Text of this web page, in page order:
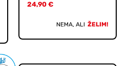
24,90 €
NEMA, ALI ŽELIM!